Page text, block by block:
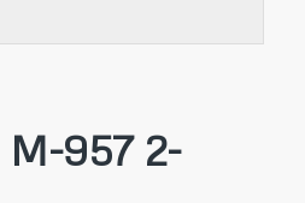
957 2-